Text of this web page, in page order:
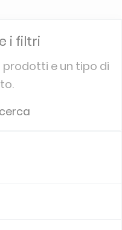
i filtri
prodotti e un tipo di